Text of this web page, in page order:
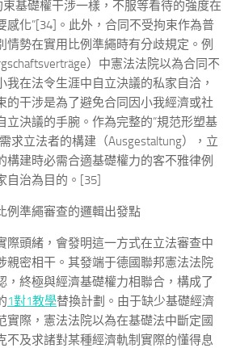
束基礎權干涉一樣，不服等看待的強度在
感化”[34]。此外，合同不受拘束作為普
情勢在實用比例準繩時有分歧規定。例
）中憲法法院以為合同不
我在法令生涯中自立決議的私家自洽，
的干涉是為了避免合同因小我經濟或社
立決議的手腕。作為完整的“規范形塑基
求立法者的構建（Ausgestaltung），立
構建時必需合適基礎權力的客不雅律例
自治為目的。[35]
例準繩審查的邏輯出發點
際頭緒，會發明這一方式在立法審查中
親密相干。其發端于德國聯邦憲法法院
，終極與經濟基礎權力相聯合，構成了
1對1教學替換計劃。由于缺少基礎經濟
實際，憲法法院以為在基礎法中斷定國
不及求諸對某種經濟軌制實際的懂得息